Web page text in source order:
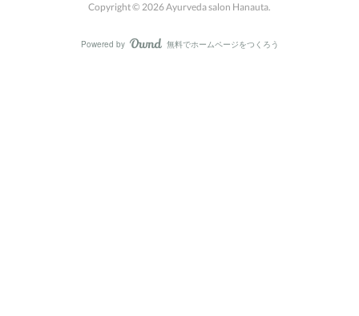
Copyright © 2026Ayurveda salon Hanauta.
Powered by AmebaOwnd
無料でホームページをつくろう